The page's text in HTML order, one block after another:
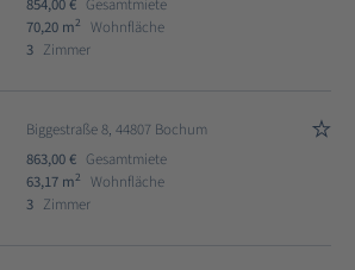
854,00 € Gesamtmiete
70,20 m2
Wohnfläche
3 Zimmer
Biggestraße 8, 44807 Bochum
863,00 € Gesamtmiete
63,17 m2
Wohnfläche
3 Zimmer